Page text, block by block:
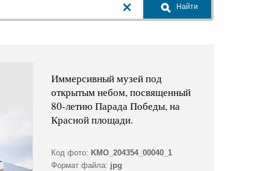
Найти
Иммерсивный музей под
открытым небом, посвященный
80-летию Парада Победы, на
Красной площади.
Код фото: KMO_204354_00040_1
Формат файла: jpg